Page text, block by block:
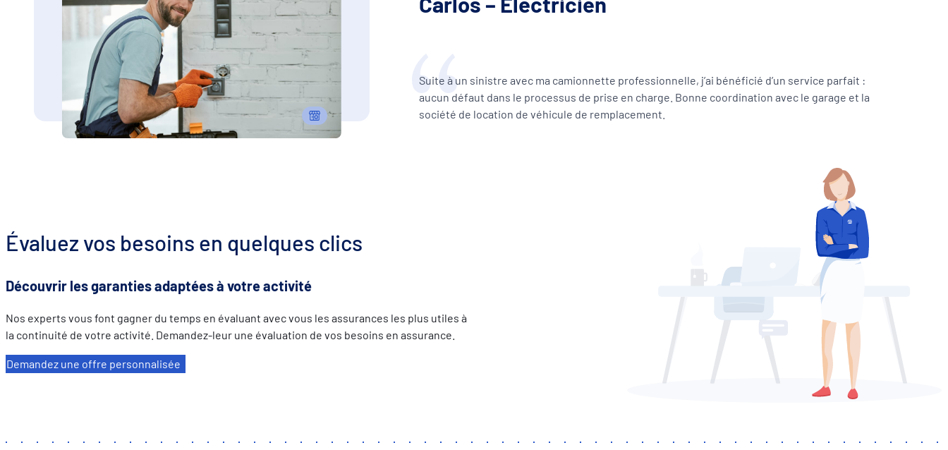
Suite à un sinistre avec ma camionnette professionnelle, j’ai bénéficié d’un service parfait :
aucun défaut dans le processus de prise en charge. Bonne coordination avec le garage et la
société de location de véhicule de remplacement.
Évaluez vos besoins en quelques clics
Découvrir les garanties adaptées à votre activité
Nos experts vous font gagner du temps en évaluant avec vous les assurances les plus utiles à
la continuité de votre activité. Demandez-leur une évaluation de vos besoins en assurance.
Demandez une offre personnalisée